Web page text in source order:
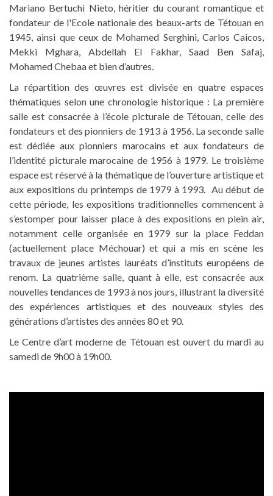
Mariano Bertuchi Nieto, héritier du courant romantique et
fondateur de l'Ecole nationale des beaux-arts de Tétouan en
1945, ainsi que ceux de Mohamed Serghini, Carlos Caicos,
Mekki Mghara, Abdellah El Fakhar, Saad Ben Safaj,
Mohamed Chebaa et bien d’autres.
La répartition des œuvres est divisée en quatre espaces
thématiques selon une chronologie historique : La première
salle est consacrée à l’école picturale de Tétouan, celle des
fondateurs et des pionniers de 1913 à 1956. La seconde salle
est dédiée aux pionniers marocains et aux fondateurs de
l’identité picturale marocaine de 1956 à 1979. Le troisième
espace est réservé à la thématique de l’ouverture artistique et
aux expositions du printemps de 1979 à 1993. Au début de
cette période, les expositions traditionnelles commencent à
s’estomper pour laisser place à des expositions en plein air,
notamment celle organisée en 1979 sur la place Feddan
(actuellement place Méchouar) et qui a mis en scène les
travaux de jeunes artistes lauréats d’instituts européens de
renom. La quatrième salle, quant à elle, est consacrée aux
nouvelles tendances de 1993 à nos jours, illustrant la diversité
des expériences artistiques et des nouveaux styles des
générations d’artistes des années 80 et 90.
Le Centre d’art moderne de Tétouan est ouvert du mardi au
samedi de 9h00 à 19h00.